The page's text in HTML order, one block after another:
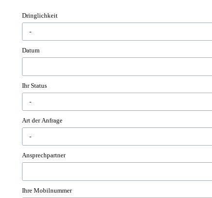
Dringlichkeit
Datum
Ihr Status
Art der Anfrage
Ansprechpartner
Ihre Mobilnummer